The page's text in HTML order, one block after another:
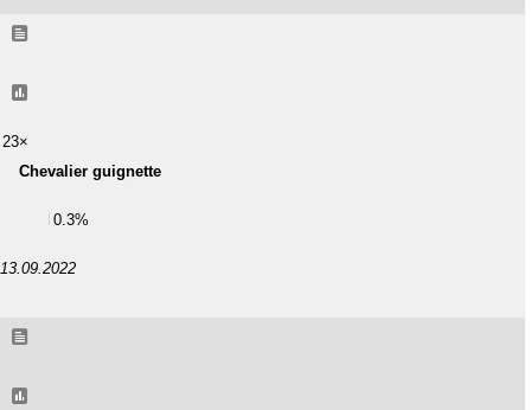
23×
Chevalier guignette
0.3%
13.09.2022